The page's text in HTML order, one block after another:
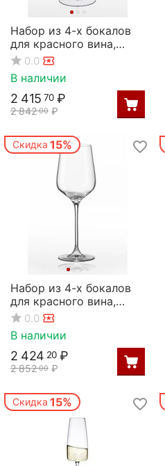
Набор из 4-х бокалов
для красного вина,
серия Ballet, 680 мл,
Rona
0.0
В наличии
2 842 00 ₽
2 415 70 ₽
Скидка 15%
Набор из 4-х бокалов
для красного вина,
серия Charisma, 450 мл,
Rona
0.0
В наличии
2 852 00 ₽
2 424 20 ₽
Скидка 15%